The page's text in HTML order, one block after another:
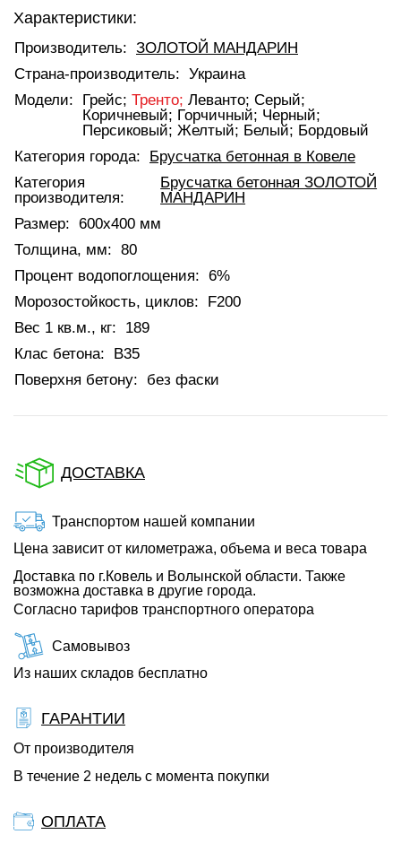
Характеристики:
Производитель: ЗОЛОТОЙ МАНДАРИН
Страна-производитель: Украина
Модели:
Грейс; Тренто; Леванто; Серый;
Коричневый; Горчичный; Черный;
Персиковый; Желтый; Белый; Бордовый
Категория города:
Брусчатка бетонная в Ковеле
Категория
производителя:
Брусчатка бетонная ЗОЛОТОЙ
МАНДАРИН
Размер: 600х400 мм
Толщина, мм: 80
Процент водопоглощения: 6%
Морозостойкость, циклов:
F200
Вес 1 кв.м., кг:
189
Клас бетона:
В35
Поверхня бетону:
без фаски
ДОСТАВКА
Транспортом нашей компании
Цена зависит от километража, объема и веса товара
Доставка по г.Ковель и Волынской области. Также
возможна доставка в другие города.
Согласно тарифов транспортного оператора
Самовывоз
Из наших складов бесплатно
ГАРАНТИИ
От производителя
В течение 2 недель с момента покупки
ОПЛАТА